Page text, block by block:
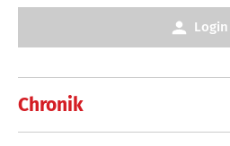
Chronik
Login